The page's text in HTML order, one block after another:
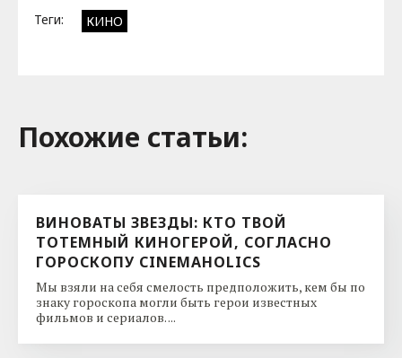
Теги: КИНО
Похожие cтатьи:
ВИНОВАТЫ ЗВЕЗДЫ: КТО ТВОЙ
ТОТЕМНЫЙ КИНОГЕРОЙ, СОГЛАСНО
ГОРОСКОПУ CINEMAHOLICS
Мы взяли на себя смелость предположить, кем бы по
знаку гороскопа могли быть герои известных
фильмов и сериалов. ...